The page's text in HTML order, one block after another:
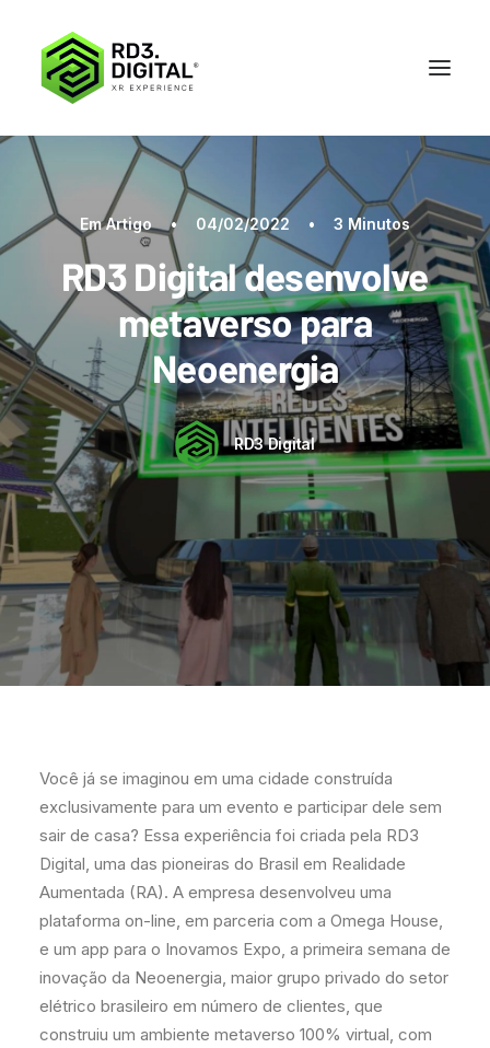
EmArtigo • 04/02/2022 • 3 Minutos
RD3 Digital desenvolve
metaverso para
Neoenergia
RD3 Digital
Você já se imaginou em uma cidade construída
exclusivamente para um evento e participar dele sem
sair de casa? Essa experiência foi criada pela RD3
Digital, uma das pioneiras do Brasil em Realidade
Aumentada (RA). A empresa desenvolveu uma
plataforma on-line, em parceria com a Omega House,
e um app para o Inovamos Expo, a primeira semana de
inovação da Neoenergia, maior grupo privado do setor
elétrico brasileiro em número de clientes, que
construiu um ambiente metaverso 100% virtual, com